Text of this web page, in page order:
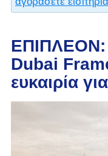
ΕΠΙΠΛΕΟΝ:
Dubai
ευκαιρία